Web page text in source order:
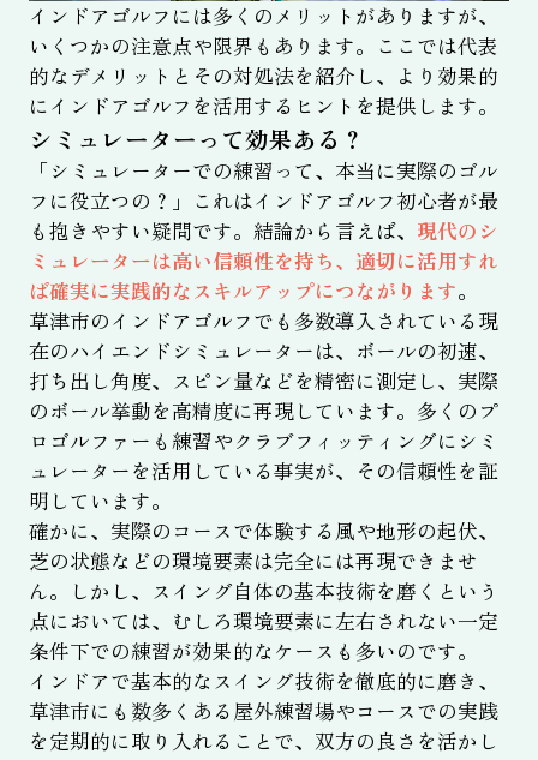
インドアゴルフには多くのメリットがありますが、
いくつかの注意点や限界もあります。ここでは代表
的なデメリットとその対処法を紹介し、より効果的
にインドアゴルフを活用するヒントを提供します。
シミュレーターって効果ある？
「シミュレーターでの練習って、本当に実際のゴル
フに役立つの？」これはインドアゴルフ初心者が最
も抱きやすい疑問です。結論から言えば、 現代のシ
ミュレーターは高い信頼性を持ち、適切に活用すれ
ば確実に実践的なスキルアップにつながります。
草津市のインドアゴルフでも多数導入されている現
在のハイエンドシミュレーターは、ボールの初速、
打ち出し角度、スピン量などを精密に測定し、実際
のボール挙動を高精度に再現しています。多くのプ
ロゴルファーも練習やクラブフィッティングにシミ
ュレーターを活用している事実が、その信頼性を証
明しています。
確かに、実際のコースで体験する風や地形の起伏、
芝の状態などの環境要素は完全には再現できませ
ん。しかし、スイング自体の基本技術を磨くという
点においては、むしろ環境要素に左右されない一定
条件下での練習が効果的なケースも多いのです。
インドアで基本的なスイング技術を徹底的に磨き、
草津市にも数多くある屋外練習場やコースでの実践
を定期的に取り入れることで、双方の良さを活かし